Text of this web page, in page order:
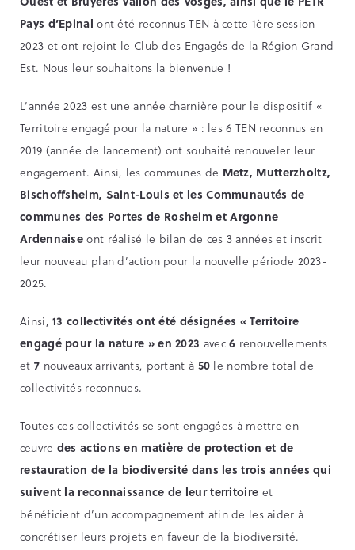
Pays d’Epinal ont été reconnus TEN à cette 1ère session
2023 et ont rejoint le Club des Engagés de la Région Grand
Est. Nous leur souhaitons la bienvenue !
L’année 2023 est une année charnière pour le dispositif «
Territoire engagé pour la nature » : les 6 TEN reconnus en
2019 (année de lancement) ont souhaité renouveler leur
engagement. Ainsi, les communes de Metz, Mutterzholtz,
Bischoffsheim, Saint-Louis et les Communautés de
communes des Portes de Rosheim et Argonne
Ardennaiseont réalisé le bilan de ces 3 années et inscrit
leur nouveau plan d’action pour la nouvelle période 2023-
2025.
Ainsi,13 collectivités ont été désignées « Territoire
engagé pour la nature » en 2023 avec6 renouvellements
et 7 nouveaux arrivants, portant à 50 le nombre total de
collectivités reconnues.
Toutes ces collectivités se sont engagées à mettre en
œuvre des actions en matière de protection et de
restauration de la biodiversité dans les trois années qui
suivent la reconnaissance de leur territoire et
bénéficient d’un accompagnement afin de les aider à
concrétiser leurs projets en faveur de la biodiversité.